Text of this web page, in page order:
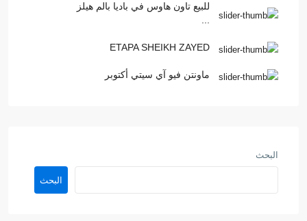
للبيع تاون هاوس في باديا بالم هيلز
ETAPA SHEIKH ZAYED
ماونتن فيو آي سيتي أكتوبر
البحث
البحث